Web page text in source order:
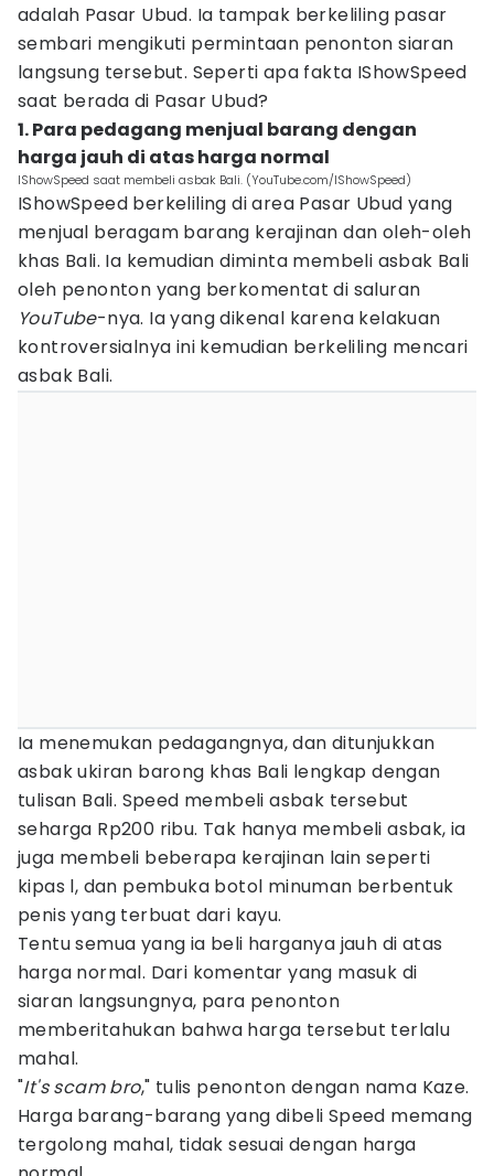
adalah Pasar Ubud. Ia tampak berkeliling pasar
sembari mengikuti permintaan penonton siaran
langsung tersebut. Seperti apa fakta IShowSpeed
saat berada di Pasar Ubud?
1. Para pedagang menjual barang dengan
harga jauh di atas harga normal
IShowSpeed saat membeli asbak Bali. (YouTube.com/IShowSpeed)
IShowSpeed berkeliling di area Pasar Ubud yang
menjual beragam barang kerajinan dan oleh-oleh
khas Bali. Ia kemudian diminta membeli asbak Bali
oleh penonton yang berkomentat di saluran
YouTube-nya. Ia yang dikenal karena kelakuan
kontroversialnya ini kemudian berkeliling mencari
asbak Bali.
Ia menemukan pedagangnya, dan ditunjukkan
asbak ukiran barong khas Bali lengkap dengan
tulisan Bali. Speed membeli asbak tersebut
seharga Rp200 ribu. Tak hanya membeli asbak, ia
juga membeli beberapa kerajinan lain seperti
kipas l, dan pembuka botol minuman berbentuk
penis yang terbuat dari kayu.
Tentu semua yang ia beli harganya jauh di atas
harga normal. Dari komentar yang masuk di
siaran langsungnya, para penonton
memberitahukan bahwa harga tersebut terlalu
mahal.
"It's scam bro," tulis penonton dengan nama Kaze.
Harga barang-barang yang dibeli Speed memang
tergolong mahal, tidak sesuai dengan harga